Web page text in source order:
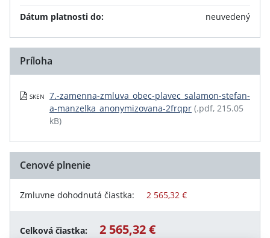
Dátum platnosti do:
neuvedený
Príloha
SKEN
7.-zamenna-zmluva_obec-plavec_salamon-stefan-
a-manzelka_anonymizovana-2frqpr (.pdf, 215.05
kB)
Cenové plnenie
Zmluvne dohodnutá čiastka: 2 565,32 €
Celková čiastka: 2 565,32 €